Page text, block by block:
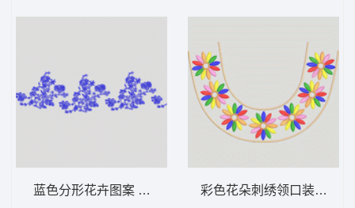
蓝色分形花卉图案 简洁花 彩色花朵刺绣领口装饰 衣领